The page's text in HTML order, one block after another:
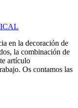
en la decoración de
la combinación de
artículo
Os contamos las